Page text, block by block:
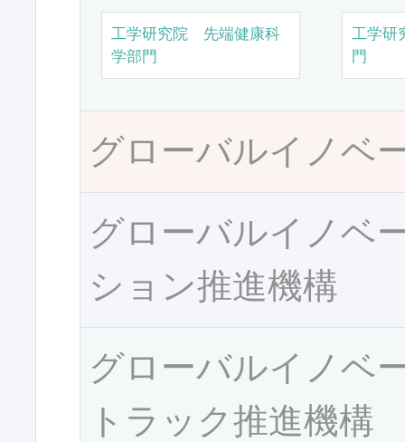
工学研究院 先端健康科
学部門
工学研
門
グローバルイノベ
グローバルイノベ
ション推進機構
グローバルイノベ
トラック推進機構